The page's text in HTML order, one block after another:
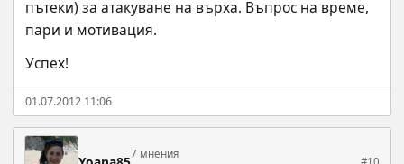
пътеки) за атакуване на върха. Въпрос на време,
пари и мотивация.
Успех!
01.07.2012 11:06
7 мнения